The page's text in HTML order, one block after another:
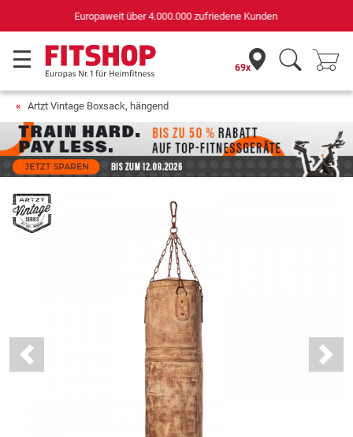
für Sportgeräte (n-tv+DISQ 2016-2024)
69x
Artzt Vintage Boxsack, hängend
Previous Next